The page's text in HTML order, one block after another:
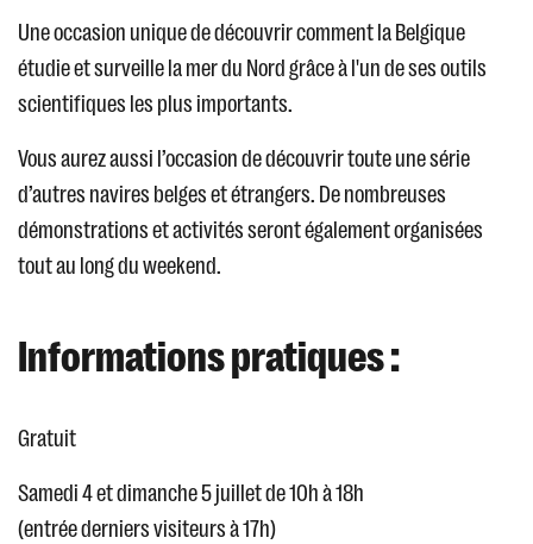
Une occasion unique de découvrir comment la Belgique
étudie et surveille la mer du Nord grâce à l'un de ses outils
scientifiques les plus importants.
Vous aurez aussi l’occasion de découvrir toute une série
d’autres navires belges et étrangers. De nombreuses
démonstrations et activités seront également organisées
tout au long du weekend.
Informations pratiques :
Gratuit
Samedi 4 et dimanche 5 juillet de 10h à 18h
(entrée derniers visiteurs à 17h)